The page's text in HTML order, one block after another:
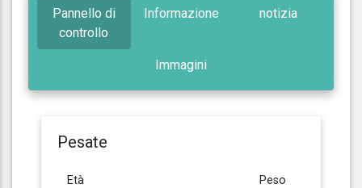
Pannello di
controllo
Informazione notizia
Immagini
Pesate
Età Peso